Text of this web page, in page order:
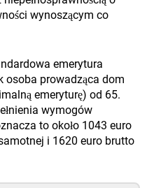
wynoszącym co
emerytura
osoba prowadząca dom
emeryturę) od 65.
wymogów
to około 1043 euro
i 1620 euro brutto